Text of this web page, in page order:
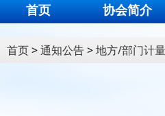
首页 协会简介
首页>通知公告>地方/部门计